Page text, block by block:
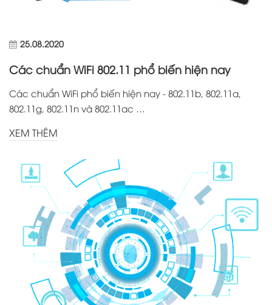
25.08.2020
Các chuẩn WiFi 802.11 phổ biến hiện nay
Các chuẩn WiFi phổ biến hiện nay - 802.11b, 802.11a,
802.11g, 802.11n và 802.11ac …
XEM THÊM